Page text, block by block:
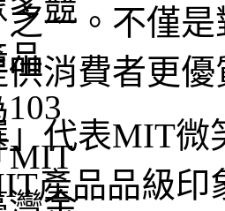
一。不僅
消費者更
」代表MIT
產品品級印